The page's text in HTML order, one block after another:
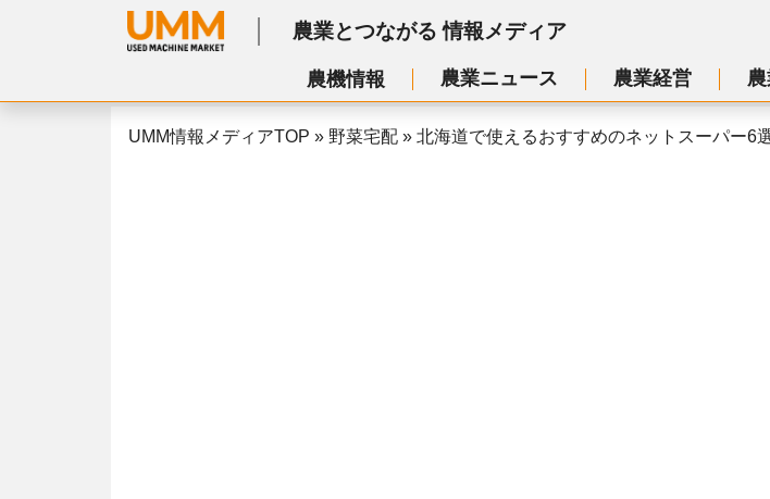
農業とつながる情報メディア
農機情報 農業ニュース 農業経営
UMM情報メディアTOP » 野菜宅配 » 北海道で使えるおすすめのネットスーパー6